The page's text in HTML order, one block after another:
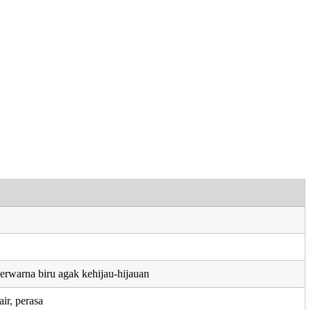
biru agak kehijau-hijauan
perasa